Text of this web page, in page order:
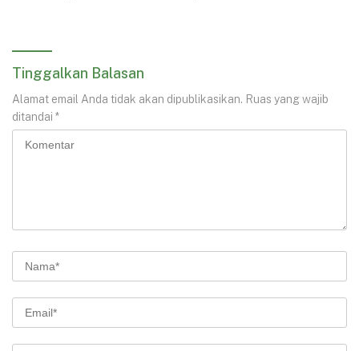
Tinggalkan Balasan
Alamat email Anda tidak akan dipublikasikan. Ruas yang wajib
ditandai *